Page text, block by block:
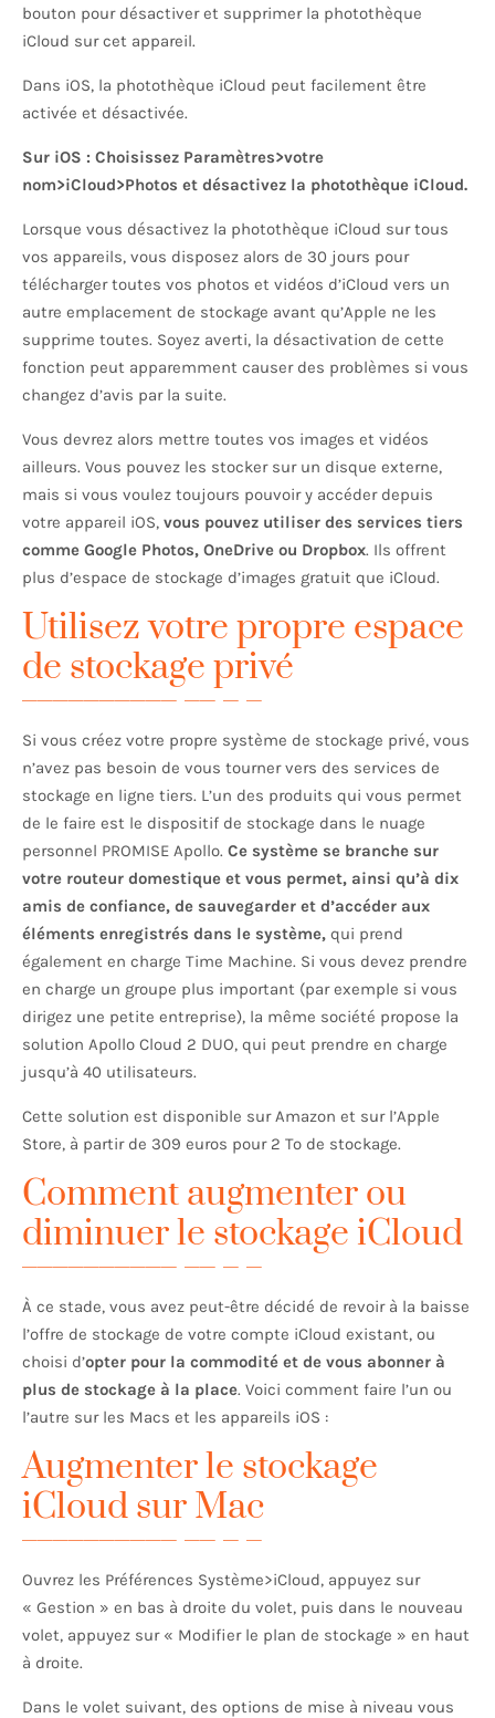
bouton pour désactiver et supprimer la photothèque
iCloud sur cet appareil.
Dans iOS, la photothèque iCloud peut facilement être
activée et désactivée.
Sur iOS : Choisissez Paramètres>votre
nom>iCloud>Photos et désactivez la photothèque iCloud.
Lorsque vous désactivez la photothèque iCloud sur tous
vos appareils, vous disposez alors de 30 jours pour
télécharger toutes vos photos et vidéos d’iCloud vers un
autre emplacement de stockage avant qu’Apple ne les
supprime toutes. Soyez averti, la désactivation de cette
fonction peut apparemment causer des problèmes si vous
changez d’avis par la suite.
Vous devrez alors mettre toutes vos images et vidéos
ailleurs. Vous pouvez les stocker sur un disque externe,
mais si vous voulez toujours pouvoir y accéder depuis
votre appareil iOS, vous pouvez utiliser des services tiers
comme Google Photos, OneDrive ou Dropbox. Ils offrent
plus d’espace de stockage d’images gratuit que iCloud.
Utilisez votre propre espace
de stockage privé
Si vous créez votre propre système de stockage privé, vous
n’avez pas besoin de vous tourner vers des services de
stockage en ligne tiers. L’un des produits qui vous permet
de le faire est le dispositif de stockage dans le nuage
personnel PROMISE Apollo. Ce système se branche sur
votre routeur domestique et vous permet, ainsi qu’à dix
amis de confiance, de sauvegarder et d’accéder aux
éléments enregistrés dans le système, qui prend
également en charge Time Machine. Si vous devez prendre
en charge un groupe plus important (par exemple si vous
dirigez une petite entreprise), la même société propose la
solution Apollo Cloud 2 DUO, qui peut prendre en charge
jusqu’à 40 utilisateurs.
Cette solution est disponible sur Amazon et sur l’Apple
Store, à partir de 309 euros pour 2 To de stockage.
Comment augmenter ou
diminuer le stockage iCloud
À ce stade, vous avez peut-être décidé de revoir à la baisse
l’offre de stockage de votre compte iCloud existant, ou
choisi d’opter pour la commodité et de vous abonner à
plus de stockage à la place. Voici comment faire l’un ou
l’autre sur les Macs et les appareils iOS :
Augmenter le stockage
iCloud sur Mac
Ouvrez les Préférences Système>iCloud, appuyez sur
« Gestion » en bas à droite du volet, puis dans le nouveau
volet, appuyez sur « Modifier le plan de stockage » en haut
à droite.
Dans le volet suivant, des options de mise à niveau vous